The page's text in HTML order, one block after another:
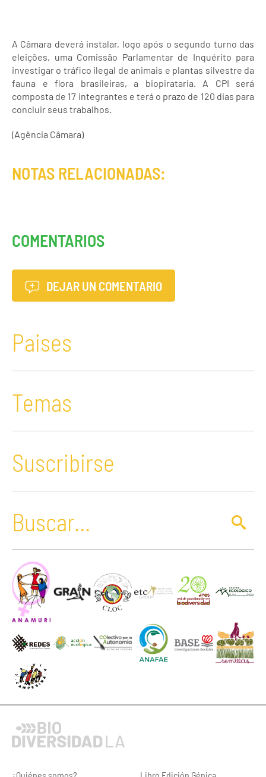
A Câmara deverá instalar, logo após o segundo turno das
eleições, uma Comissão Parlamentar de Inquérito para
investigar o tráfico ilegal de animais e plantas silvestre da
fauna e flora brasileiras, a biopirataria. A CPI será
composta de 17 integrantes e terá o prazo de 120 dias para
concluir seus trabalhos.
(Agência Câmara)
NOTAS RELACIONADAS:
COMENTARIOS
DEJAR UN COMENTARIO
Paises
Temas
Suscribirse